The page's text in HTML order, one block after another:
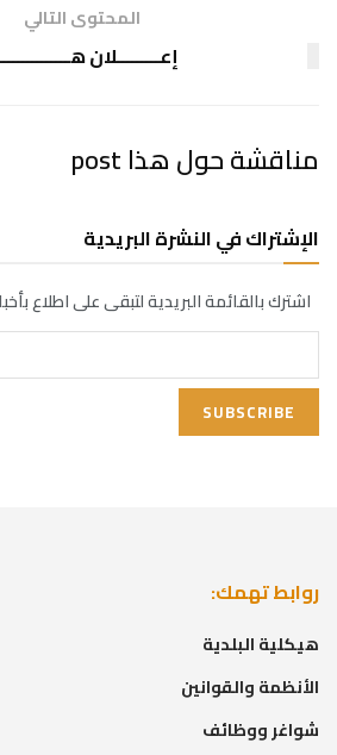
المحتوى التالي
إعـــــــــلان
مناقشة حول هذا post
الإشتراك في النشرة البريدية
اشترك بالقائمة البريدية لتبقى على اطلاع
روابط تهمك:
هيكلية البلدية
الأنظمة والقوانين
شواغر ووظائف